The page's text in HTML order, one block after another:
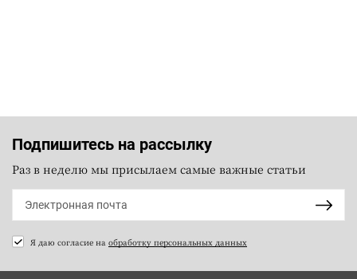
Подпишитесь на рассылку
Раз в неделю мы присылаем самые важные статьи
Я даю согласие на обработку персональных данных